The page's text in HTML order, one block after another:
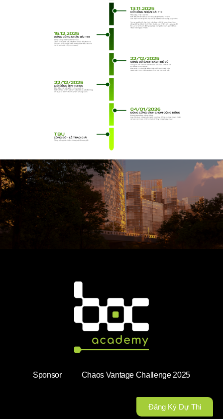
Sponsor Chaos Vantage Challenge 2025
Đăng Ký Dự Thi